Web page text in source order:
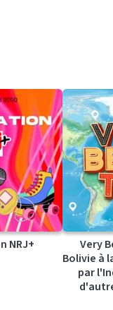
NRJ+
Very
Bolivie à
par